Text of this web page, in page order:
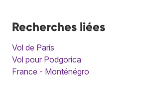
Recherches liées
Vol de Paris
Vol pour Podgorica
France - Monténégro